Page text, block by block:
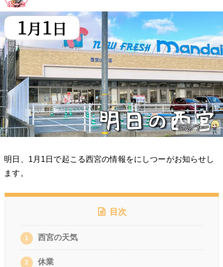
明日、1月1日で起こる西宮の情報をにしつーがお知らせし
ます。
目次
1 西宮の天気
2 休業